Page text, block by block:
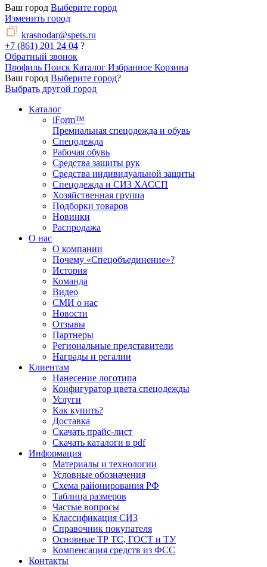
Ваш город Выберите город
Изменить город
krasnodar@spets.ru
+7 (861) 201 24 04 ?
Обратный звонок
Профиль Поиск Каталог Избранное Корзина
Ваш город Выберите город?
Выбрать другой город
Каталог
iForm™
Премиальная спецодежда и обувь
Спецодежда
Рабочая обувь
Средства защиты рук
Средства индивидуальной защиты
Спецодежда и СИЗ ХАССП
Хозяйственная группа
Подборки товаров
Новинки
Распродажа
О нас
О компании
Почему «Спецобъединение»?
История
Команда
Видео
СМИ о нас
Новости
Отзывы
Партнеры
Региональные представители
Награды и регалии
Клиентам
Нанесение логотипа
Конфигуратор цвета спецодежды
Услуги
Как купить?
Доставка
Скачать прайс-лист
Скачать каталоги в pdf
Информация
Материалы и технологии
Условные обозначения
Схема районирования РФ
Таблица размеров
Частые вопросы
Классификация СИЗ
Справочник покупателя
Основные ТР ТС, ГОСТ и ТУ
Компенсация средств из ФСС
Контакты